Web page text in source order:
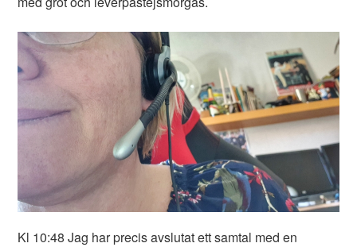
Kl 10:48 Jag har precis avslutat ett samtal med en